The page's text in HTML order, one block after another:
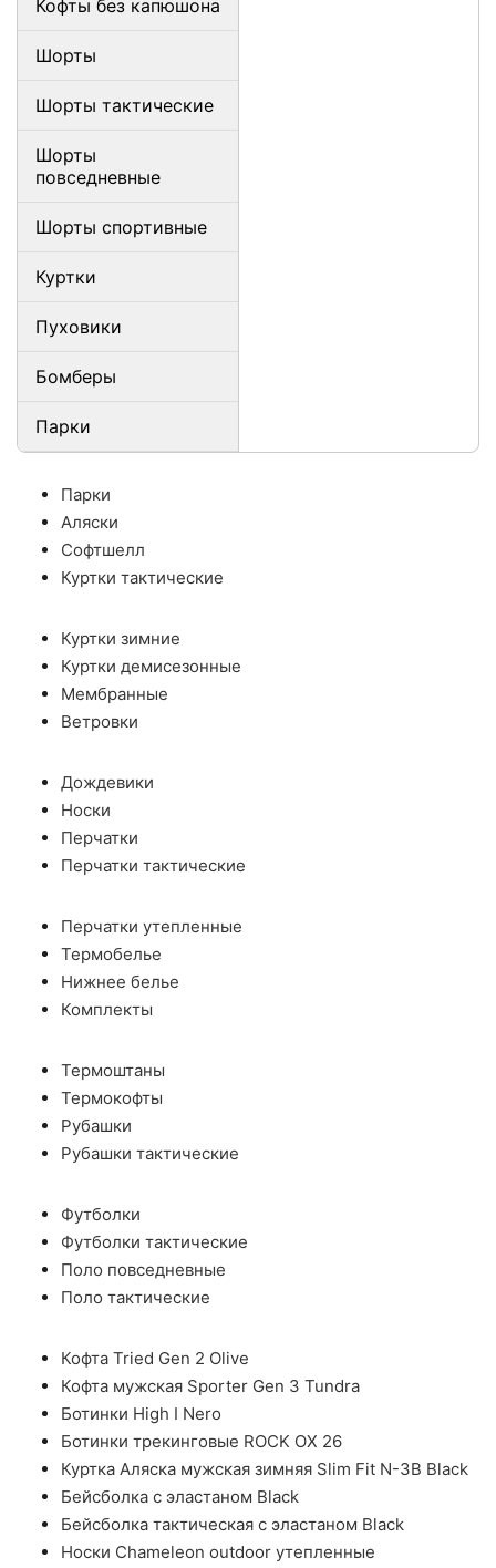
Кофты без капюшона
Шорты
Шорты тактические
Шорты
повседневные
Шорты спортивные
Куртки
Пуховики
Бомберы
Парки
Парки
Аляски
Софтшелл
Куртки тактические
Куртки зимние
Куртки демисезонные
Мембранные
Ветровки
Дождевики
Носки
Перчатки
Перчатки тактические
Перчатки утепленные
Термобелье
Нижнее белье
Комплекты
Термоштаны
Термокофты
Рубашки
Рубашки тактические
Футболки
Футболки тактические
Поло повседневные
Поло тактические
Кофта Tried Gen 2 Olive
Кофта мужская Sporter Gen 3 Tundra
Ботинки High I Nero
Ботинки трекинговые ROCK OX 26
Куртка Аляска мужская зимняя Slim Fit N-3B Black
Бейсболка с эластаном Black
Бейсболка тактическая с эластаном Black
Носки Chameleon outdoor утепленные